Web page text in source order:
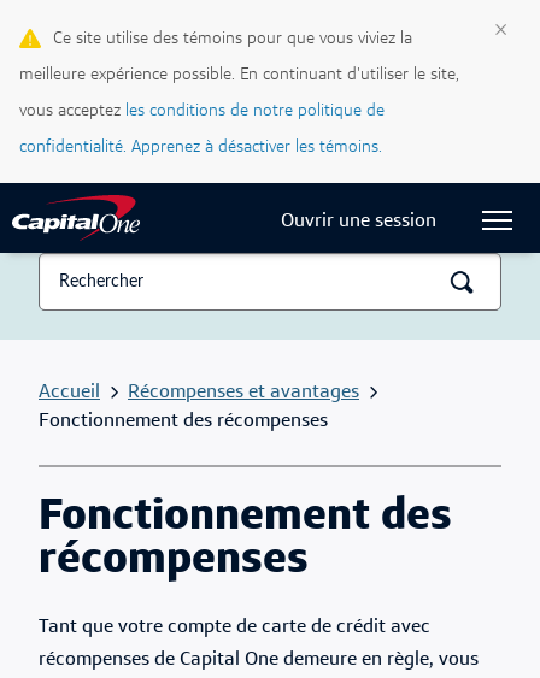
Accueil
Récompenses et avantages
Fonctionnement des récompenses
Fonctionnement des
récompenses
Tant que votre compte de carte de crédit avec
récompenses de Capital One demeure en règle, vous
Ce site utilise des témoins pour que vous viviez la
meilleure expérience possible. En continuant d'utiliser le site,
vous acceptez les conditions de notre politique de
confidentialité. Apprenez à désactiver les témoins.
×
Blogue Ma vie, mon crédit
Centre d’assistance
Current Locale:
Français (Canada)
Ouvrir une session